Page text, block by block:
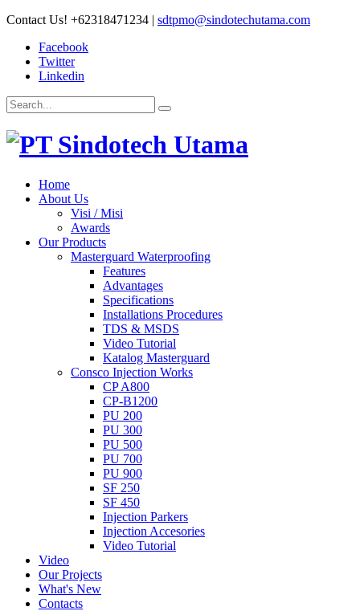
Contact Us! +62318471234 | sdtpmo@sindotechutama.com
Facebook
Twitter
Linkedin
Home
About Us
Visi / Misi
Awards
Our Products
Masterguard Waterproofing
Features
Advantages
Specifications
Installations Procedures
TDS & MSDS
Video Tutorial
Katalog Masterguard
Consco Injection Works
CP A800
CP-B1200
PU 200
PU 300
PU 500
PU 700
PU 900
SF 250
SF 450
Injection Parkers
Injection Accesories
Video Tutorial
Video
Our Projects
What's New
Contacts